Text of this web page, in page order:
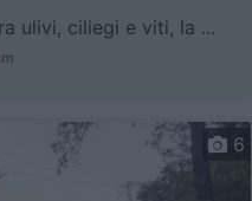
ulivi, ciliegi e viti, la ...
6